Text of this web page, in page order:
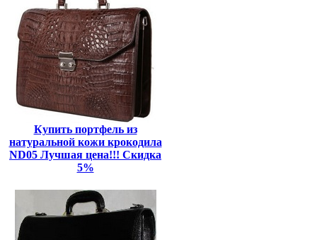
Купить портфель из
натуральной кожи крокодила
ND05 Лучшая цена!!! Скидка
5%